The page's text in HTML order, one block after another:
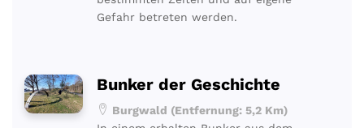
Gefahr betreten werden.
Bunker der Geschichte
Burgwald (Entfernung: 5,2 Km)